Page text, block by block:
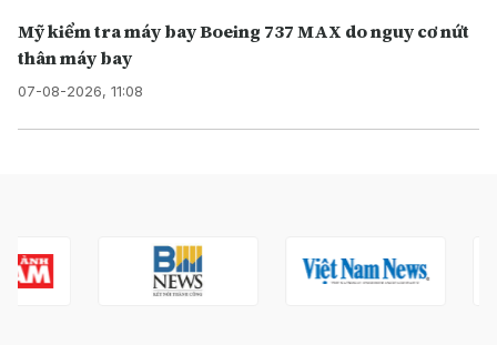
Mỹ kiểm tra máy bay Boeing 737 MAX do nguy cơ nứt
thân máy bay
07-08-2026, 11:08